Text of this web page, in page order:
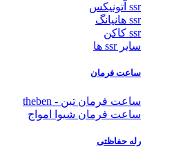
ssr آتونیکس
ssr هانیانگ
ssr کاکن
سایر ssr ها
ساعت فرمان
ساعت فرمان تبن - theben
ساعت فرمان شیوا امواج
رله حفاظتی